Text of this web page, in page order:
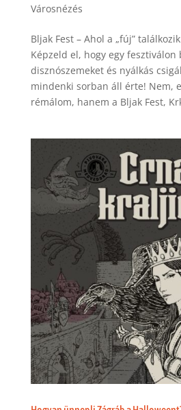
Városnézés
Bljak Fest – Ahol a „fúj”
Képzeld el, hogy egy fesztiválon
disznószemeket és nyálkás
mindenki sorban áll érte! Nem,
rémálom, hanem a Bljak Fest,